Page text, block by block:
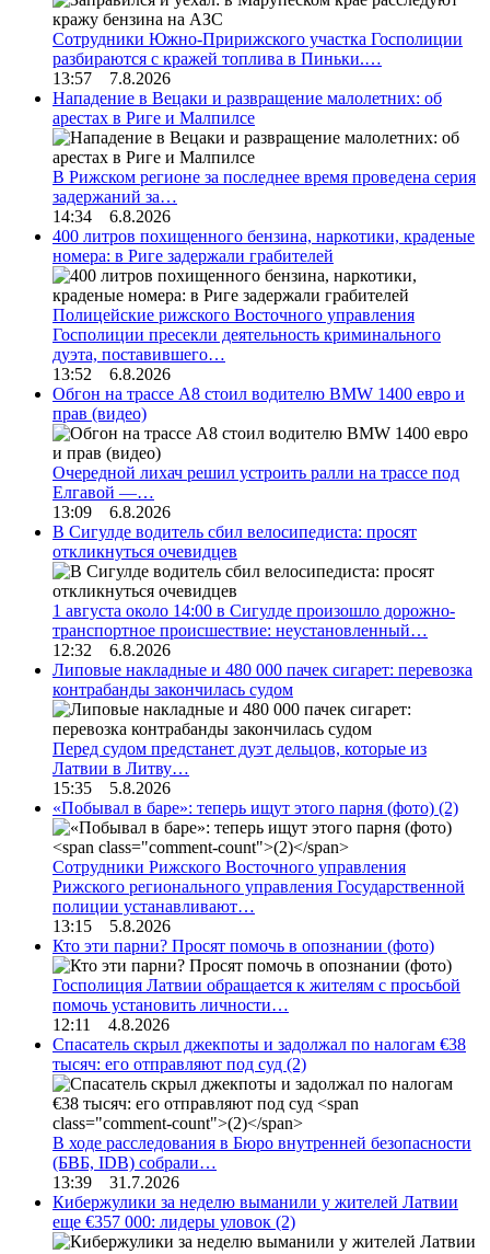
Сотрудники Южно-Пририжского участка Госполиции
разбираются с кражей топлива в Пиньки.…
13:57 7.8.2026
Нападение в Вецаки и развращение малолетних: об
арестах в Риге и Малпилсе
В Рижском регионе за последнее время проведена серия
задержаний за…
14:34 6.8.2026
400 литров похищенного бензина, наркотики, краденые
номера: в Риге задержали грабителей
Полицейские рижского Восточного управления
Госполиции пресекли деятельность криминального
дуэта, поставившего…
13:52 6.8.2026
Обгон на трассе А8 стоил водителю BMW 1400 евро и
прав (видео)
Очередной лихач решил устроить ралли на трассе под
Елгавой —…
13:09 6.8.2026
В Сигулде водитель сбил велосипедиста: просят
откликнуться очевидцев
1 августа около 14:00 в Сигулде произошло дорожно-
транспортное происшествие: неустановленный…
12:32 6.8.2026
Липовые накладные и 480 000 пачек сигарет: перевозка
контрабанды закончилась судом
Перед судом предстанет дуэт дельцов, которые из
Латвии в Литву…
15:35 5.8.2026
«Побывал в баре»: теперь ищут этого парня (фото) (2)
Сотрудники Рижского Восточного управления
Рижского регионального управления Государственной
полиции устанавливают…
13:15 5.8.2026
Кто эти парни? Просят помочь в опознании (фото)
Госполиция Латвии обращается к жителям с просьбой
помочь установить личности…
12:11 4.8.2026
Спасатель скрыл джекпоты и задолжал по налогам €38
тысяч: его отправляют под суд (2)
В ходе расследования в Бюро внутренней безопасности
(БВБ, IDB) собрали…
13:39 31.7.2026
Кибержулики за неделю выманили у жителей Латвии
еще €357 000: лидеры уловок (2)